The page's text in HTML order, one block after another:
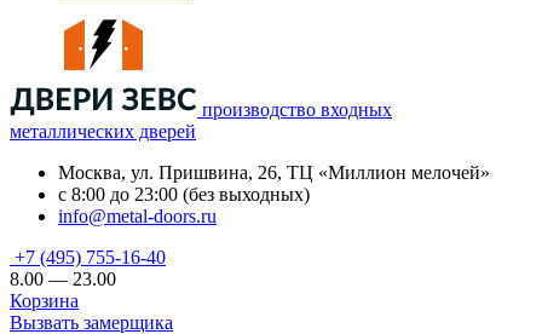
производство входных
металлических дверей
Москва, ул. Пришвина, 26, ТЦ «Миллион мелочей»
с 8:00 до 23:00 (без выходных)
info@metal-doors.ru
+7 (495) 755-16-40
8.00 — 23.00
Корзина
Вызвать замерщика